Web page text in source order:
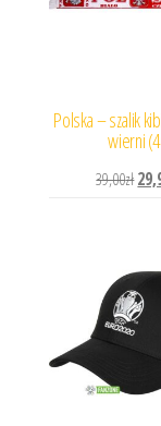
Polska – szalik
wierni
39,00zł